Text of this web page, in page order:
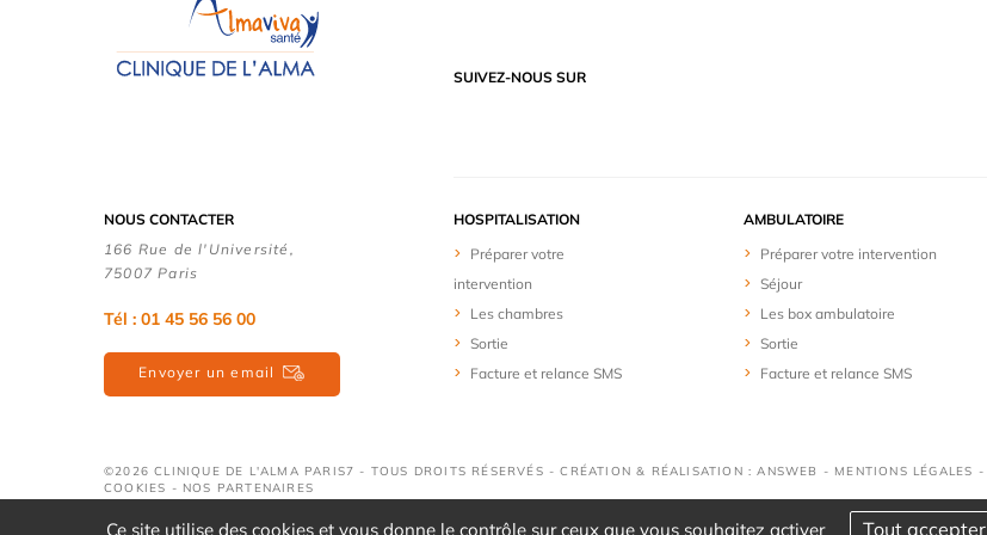
SUIVEZ-NOUS SUR
NOUS CONTACTER
166 Rue de l'Université,
75007 Paris
Tél : 01 45 56 56 00
Envoyer un email
HOSPITALISATION
Préparer votre
intervention
Les chambres
Sortie
Facture et relance SMS
AMBULATOIRE
Préparer votre intervention
Séjour
Les box ambulatoire
Sortie
Facture et relance SMS
©2026 CLINIQUE DE L'ALMA PARIS7 - TOUS DROITS RÉSERVÉS - CRÉATION & RÉALISATION : ANSWEB - MENTIONS LÉGALES -
COOKIES - NOS PARTENAIRES
Ce site utilise des cookies et vous donne le contrôle sur ceux que vous souhaitez activer Tout accepter